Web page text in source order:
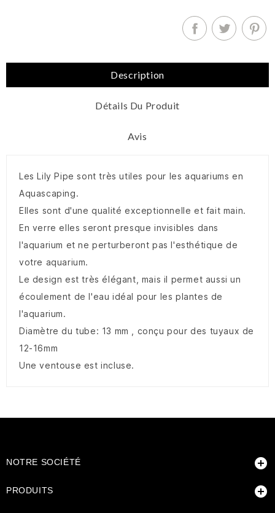
Description
Détails Du Produit
Avis
Les Lily Pipe sont très utiles pour les aquariums en
Aquascaping.
Elles sont d'une qualité exceptionnelle et fait main.
En verre elles seront presque invisibles dans
l'aquarium et ne perturberont pas l'esthétique de
votre aquarium.
Le design est très élégant, mais il permet aussi un
écoulement de l'eau idéal pour les plantes de
l'aquarium.
Diamètre du tube: 13 mm , conçu pour des tuyaux de
12-16mm
Une ventouse est incluse.
NOTRE SOCIÉTÉ 
PRODUITS 